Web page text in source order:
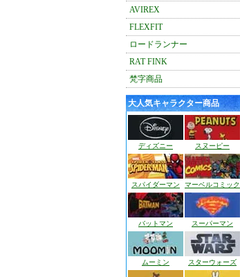
AVIREX
FLEXFIT
ロードランナー
RAT FINK
梵字商品
大人気キャラクター商品
ディズニー スヌーピー
スパイダーマン マーベルコミック
バットマン スーパーマン
ムーミン スターウォーズ